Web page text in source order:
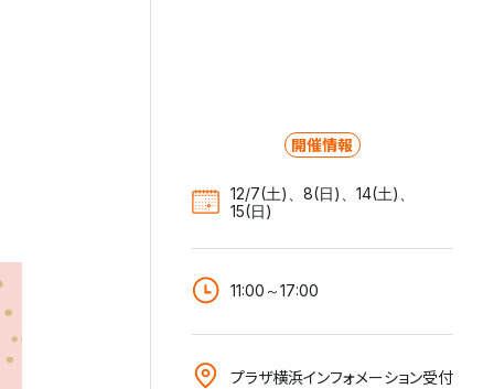
開催情報
12/7(土)、8(日)、14(土)、
15(日)
11:00～17:00
プラザ横浜インフォメーション受付